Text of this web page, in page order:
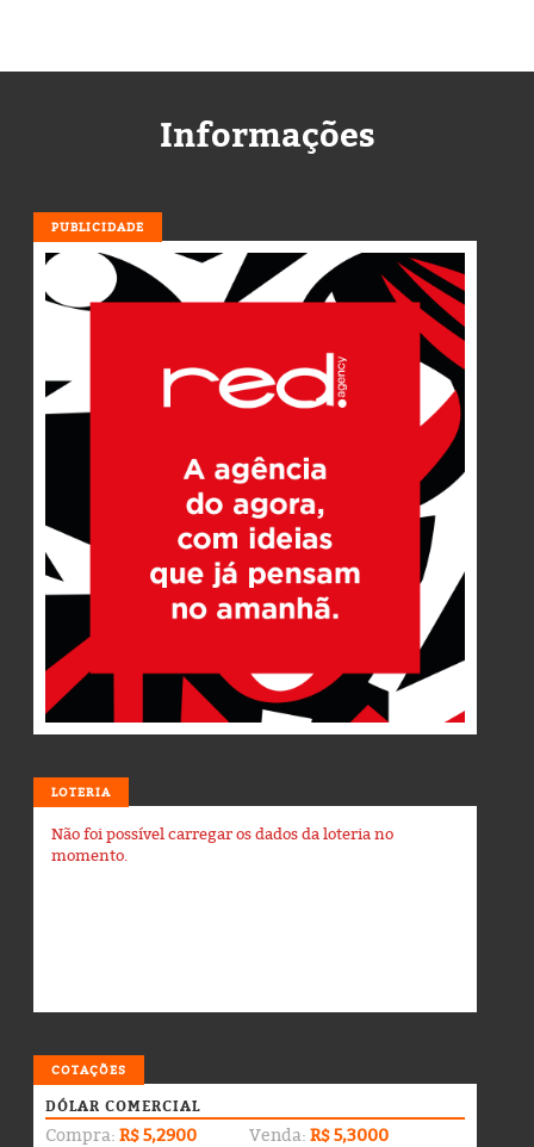
Informações
PUBLICIDADE
LOTERIA
Não foi possível carregar os dados da loteria no
momento.
COTAÇÕES
DÓLAR COMERCIAL
Compra: R$ 5,2900 Venda: R$ 5,3000